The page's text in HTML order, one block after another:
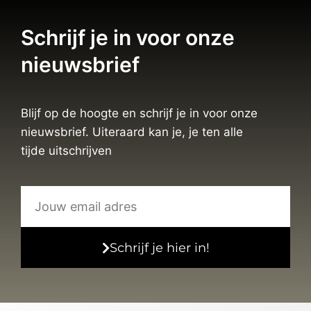
Schrijf je in voor onze
nieuwsbrief
Blijf op de hoogte en schrijf je in voor onze
nieuwsbrief. Uiteraard kan je, je ten alle
tijde uitschrijven
Schrijf je hier in!